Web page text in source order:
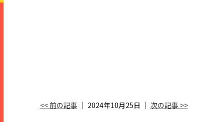
<< 前の記事 │ 2024年10月25日 │ 次の記事 >>